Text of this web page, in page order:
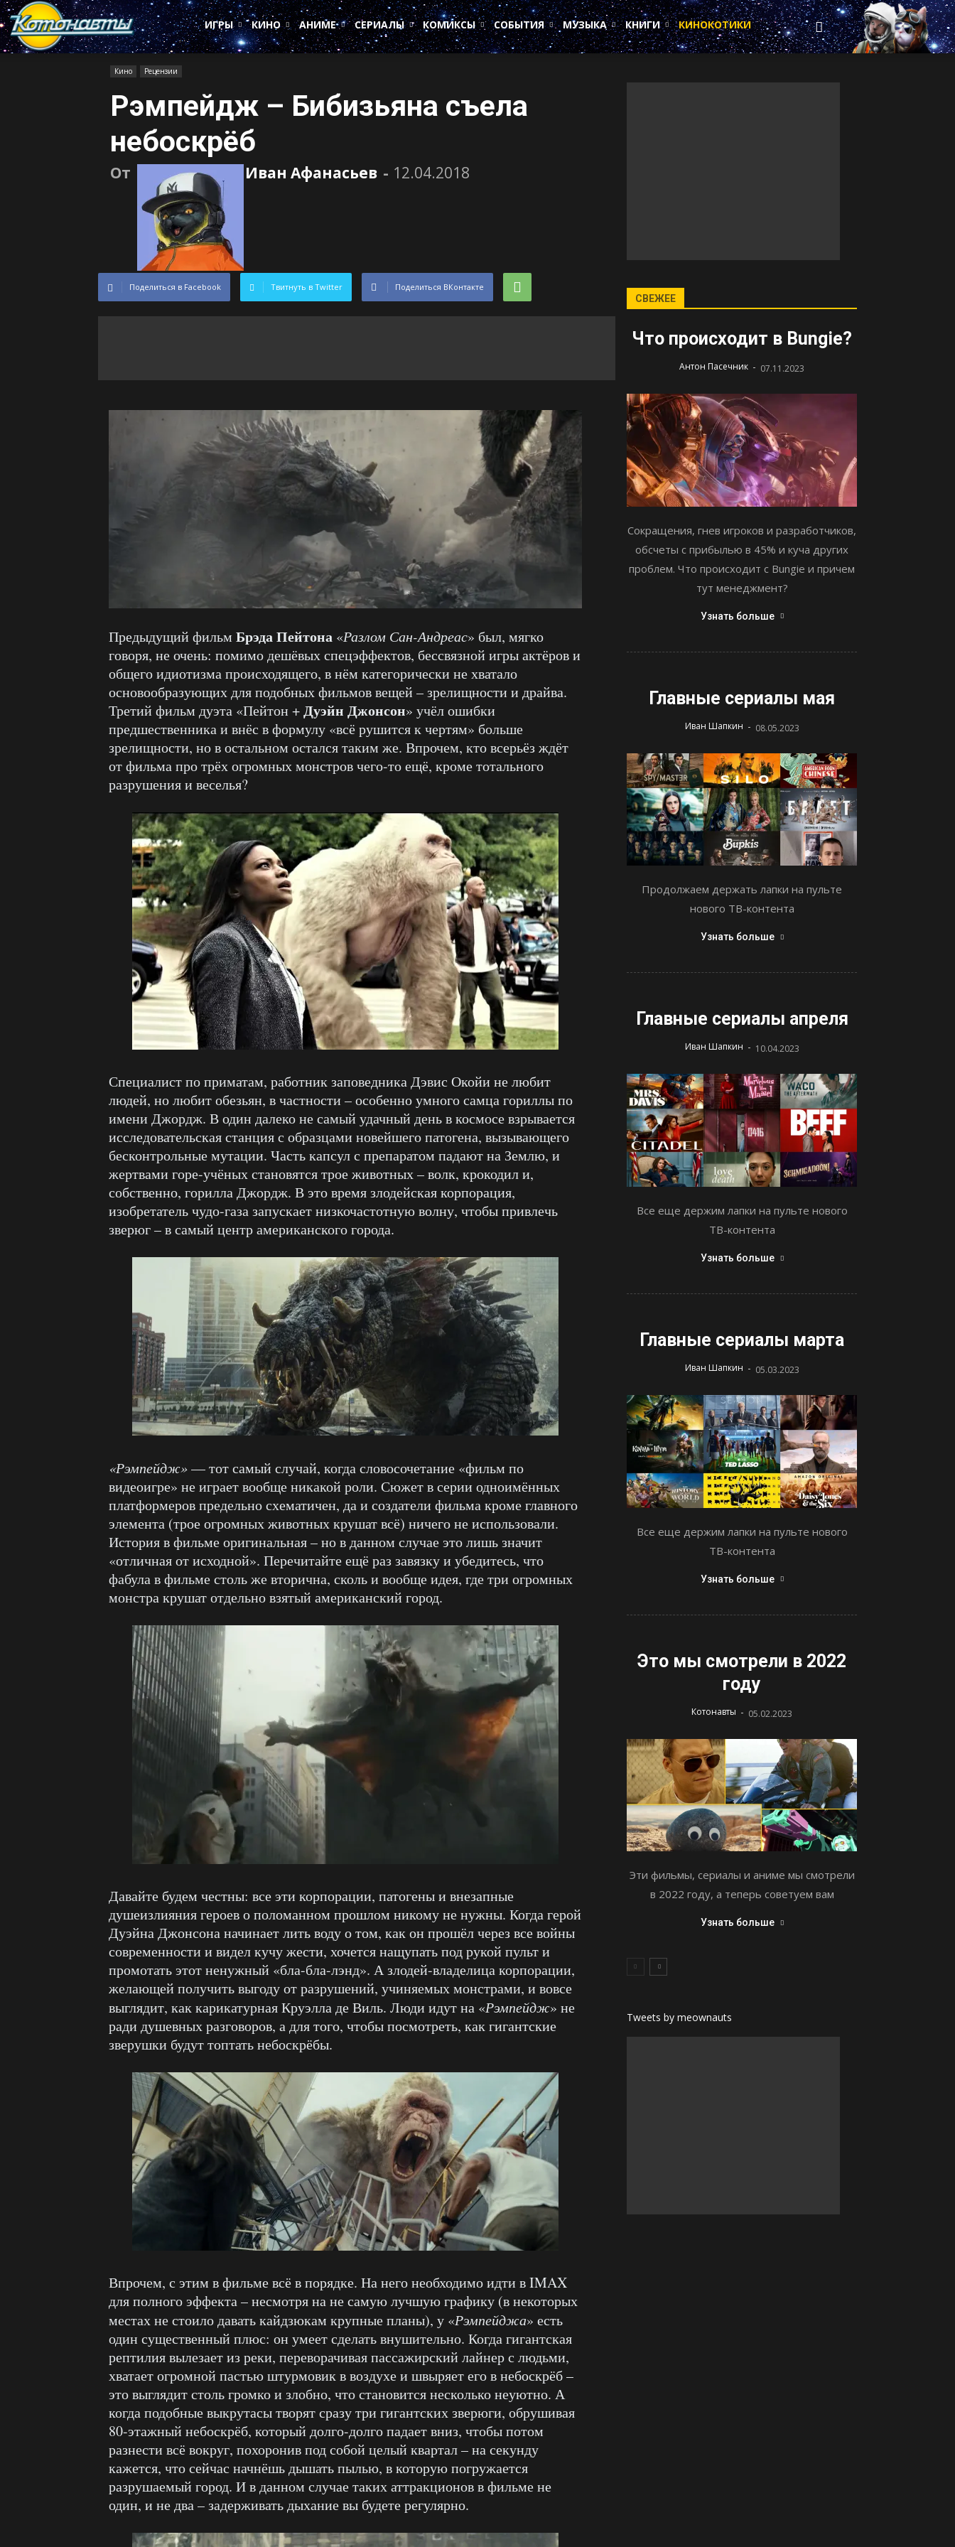
Котонавты
ИГРЫ
КИНО АНИМЕ СЕРИАЛЫ КОМИКСЫ СОБЫТИЯ МУЗЫКА КНИГИ КИНОКОТИКИ
Кино Рецензии
Рэмпейдж – Бибизьяна съела
небоскрёб
От Иван Афанасьев - 12.04.2018
Поделиться в Facebook Твитнуть в Twitter Поделиться ВКонтакте
Предыдущий фильм Брэда Пейтона «Разлом Сан-Андреас» был, мягко
говоря, не очень: помимо дешёвых спецэффектов, бессвязной игры актёров и
общего идиотизма происходящего, в нём категорически не хватало
основообразующих для подобных фильмов вещей – зрелищности и драйва.
Третий фильм дуэта «Пейтон +Дуэйн Джонсон» учёл ошибки
предшественника и внёс в формулу «всё рушится к чертям» больше
зрелищности, но в остальном остался таким же. Впрочем, кто всерьёз ждёт
от фильма про трёх огромных монстров чего-то ещё, кроме тотального
разрушения и веселья?
Специалист по приматам, работник заповедника Дэвис Окойи не любит
людей, но любит обезьян, в частности – особенно умного самца гориллы по
имени Джордж. В один далеко не самый удачный день в космосе взрывается
исследовательская станция с образцами новейшего патогена, вызывающего
бесконтрольные мутации. Часть капсул с препаратом падают на Землю, и
жертвами горе-учёных становятся трое животных – волк, крокодил и,
собственно, горилла Джордж. В это время злодейская корпорация,
изобретатель чудо-газа запускает низкочастотную волну, чтобы привлечь
зверюг – в самый центр американского города.
«Рэмпейдж»— тот самый случай, когда словосочетание «фильм по
видеоигре» не играет вообще никакой роли. Сюжет в серии одноимённых
платформеров предельно схематичен, да и создатели фильма кроме главного
элемента (трое огромных животных крушат всё) ничего не использовали.
История в фильме оригинальная – но в данном случае это лишь значит
«отличная от исходной». Перечитайте ещё раз завязку и убедитесь, что
фабула в фильме столь же вторична, сколь и вообще идея, где три огромных
монстра крушат отдельно взятый американский город.
Давайте будем честны: все эти корпорации, патогены и внезапные
душеизлияния героев о поломанном прошлом никому не нужны. Когда герой
Дуэйна Джонсона начинает лить воду о том, как он прошёл через все войны
современности и видел кучу жести, хочется нащупать под рукой пульт и
промотать этот ненужный «бла-бла-лэнд». А злодей-владелица корпорации,
желающей получить выгоду от разрушений, учиняемых монстрами, и вовсе
выглядит, как карикатурная Круэлла де Виль. Люди идут на «Рэмпейдж» не
ради душевных разговоров, а для того, чтобы посмотреть, как гигантские
зверушки будут топтать небоскрёбы.
Впрочем, с этим в фильме всё в порядке. На него необходимо идти в IMAX
для полного эффекта – несмотря на не самую лучшую графику (в некоторых
местах не стоило давать кайдзюкам крупные планы), у «Рэмпейджа» есть
один существенный плюс: он умеет сделать внушительно. Когда гигантская
рептилия вылезает из реки, переворачивая пассажирский лайнер с людьми,
хватает огромной пастью штурмовик в воздухе и швыряет его в небоскрёб –
это выглядит столь громко и злобно, что становится несколько неуютно. А
когда подобные выкрутасы творят сразу три гигантских зверюги, обрушивая
80-этажный небоскрёб, который долго-долго падает вниз, чтобы потом
разнести всё вокруг, похоронив под собой целый квартал – на секунду
кажется, что сейчас начнёшь дышать пылью, в которую погружается
разрушаемый город. И в данном случае таких аттракционов в фильме не
один, и не два – задерживать дыхание вы будете регулярно.
СВЕЖЕЕ
Что происходит в Bungie?
Антон Пасечник - 07.11.2023
Сокращения, гнев игроков и разработчиков,
обсчеты с прибылью в 45% и куча других
проблем. Что происходит с Bungie и причем
тут менеджмент?
Узнать больше
Главные сериалы мая
Иван Шапкин - 08.05.2023
Продолжаем держать лапки на пульте
нового ТВ-контента
Узнать больше
Главные сериалы апреля
Иван Шапкин - 10.04.2023
Все еще держим лапки на пульте нового
ТВ-контента
Узнать больше
Главные сериалы марта
Иван Шапкин - 05.03.2023
Все еще держим лапки на пульте нового
ТВ-контента
Узнать больше
Это мы смотрели в 2022
году
Котонавты - 05.02.2023
Эти фильмы, сериалы и аниме мы смотрели
в 2022 году, а теперь советуем вам
Узнать больше
Tweets by meownauts